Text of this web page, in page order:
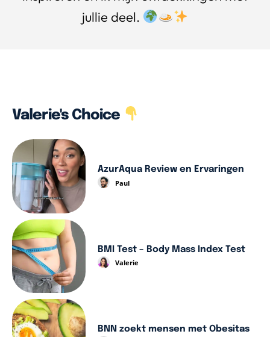
jullie deel.
Valerie's Choice
AzurAqua Review en Ervaringen
Paul
BMI Test – Body Mass Index Test
Valerie
BNN zoekt mensen met Obesitas